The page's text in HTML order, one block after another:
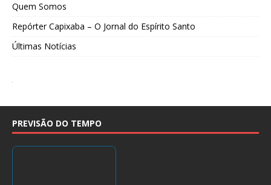
Quem Somos
Repórter Capixaba – O Jornal do Espírito Santo
Últimas Notícias
PREVISÃO DO TEMPO